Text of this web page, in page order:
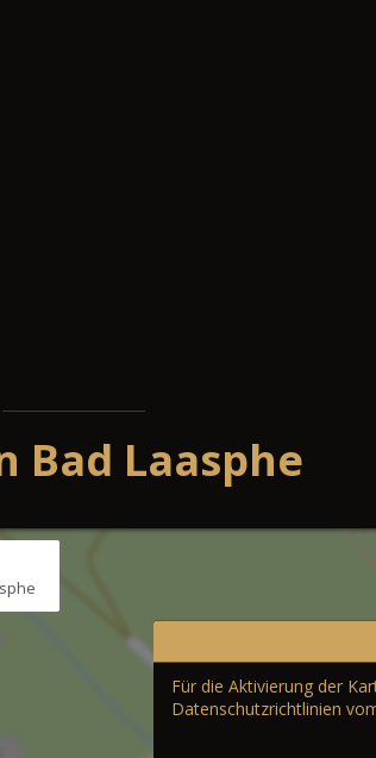
Bad Laasphe
Für die Aktivierung der
Datenschutzrichtlinien